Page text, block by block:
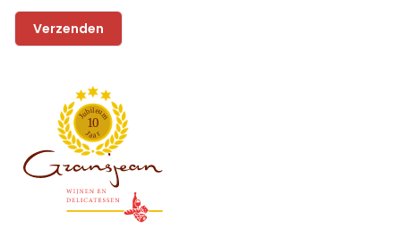
J
ubileum
10
Jaar